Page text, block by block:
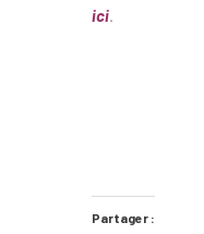
ici.
Partager :